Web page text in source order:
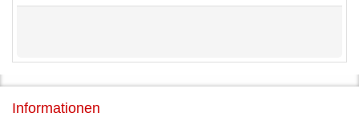
Informationen